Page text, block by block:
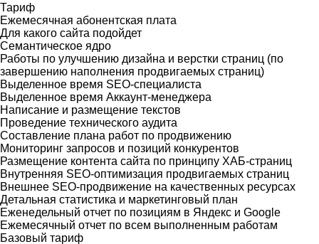
Тариф
Ежемесячная абонентская плата
Для какого сайта подойдет
Семантическое ядро
Работы по улучшению дизайна и верстки страниц (по
завершению наполнения продвигаемых страниц)
Выделенное время SEO-специалиста
Выделенное время Аккаунт-менеджера
Написание и размещение текстов
Проведение технического аудита
Составление плана работ по продвижению
Мониторинг запросов и позиций конкурентов
Размещение контента сайта по принципу ХАБ-страниц
Внутренняя SEO-оптимизация продвигаемых страниц
Внешнее SEO-продвижение на качественных ресурсах
Детальная статистика и маркетинговый план
Еженедельный отчет по позициям в Яндекс и Google
Ежемесячный отчет по всем выполненным работам
Базовый тариф